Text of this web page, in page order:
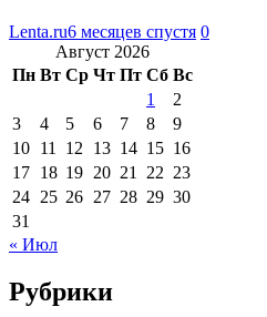
Lenta.ru6 месяцев спустя 0
Август 2026
Пн Вт Ср Чт Пт Сб Вс
1
2
3
4 5 6 7 8
9
10 11 12 13 14 15 16
17 18 19 20 21 22 23
24 25 26 27 28 29 30
31
« Июл
Рубрики